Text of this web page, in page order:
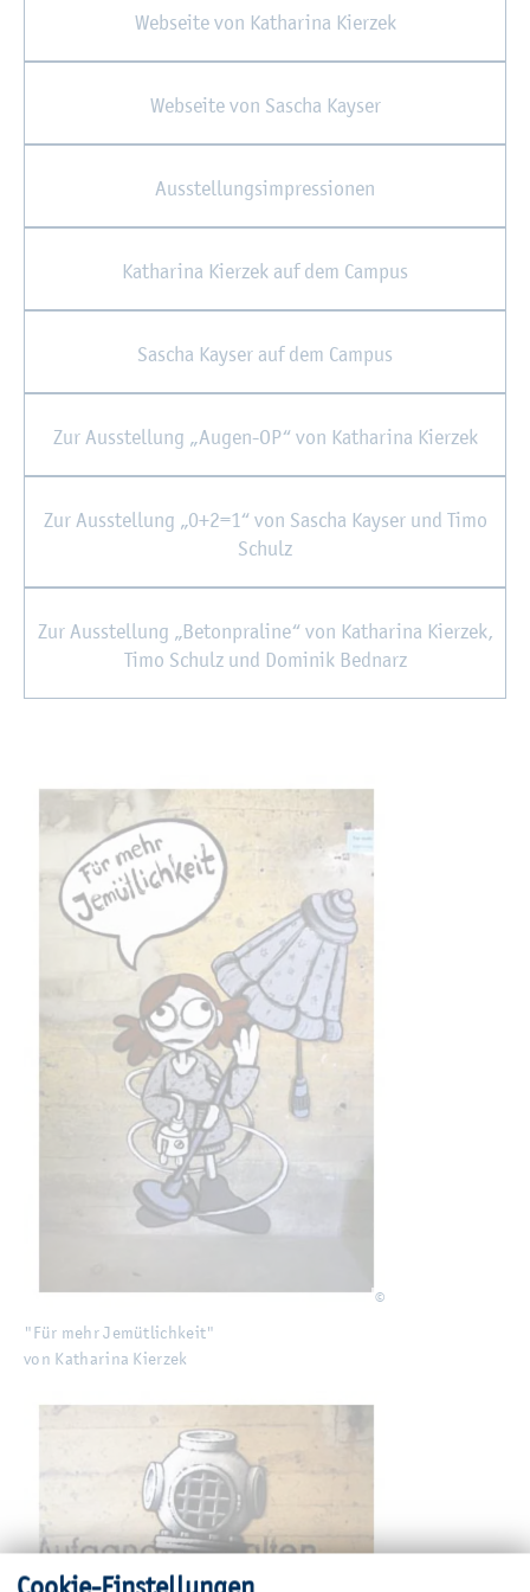
Web­sei­te von Ka­tha­ri­na Kier­zek
Web­sei­te von Sa­scha Kay­ser
Aus­stel­lungs­im­pres­sio­nen
Ka­tha­ri­na Kier­zek auf dem Cam­pus
Sa­scha Kay­ser auf dem Cam­pus
Zur Aus­stel­lung „Augen-OP“ von Ka­tha­ri­na Kier­zek
Zur Aus­stel­lung „0+2=1“ von Sa­scha Kay­ser und Timo
Schulz
Zur Aus­stel­lung „Be­ton­pra­li­ne“ von Ka­tha­ri­na Kier­zek,
Timo Schulz und Do­mi­nik Bed­narz
©
von Ka­tha­ri­na Kier­zek
"Für mehr Je­müt­lich­keit"
von Ka­tha­ri­na Kier­zek